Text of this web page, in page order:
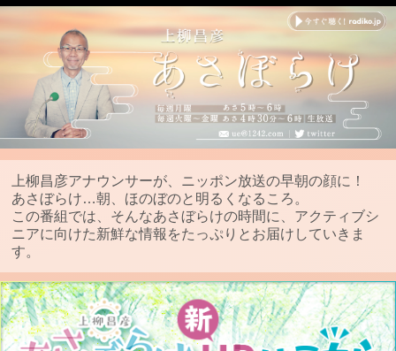
上柳昌彦アナウンサーが、ニッポン放送の早朝の顔に！
あさぼらけ…朝、ほのぼのと明るくなるころ。
この番組では、そんなあさぼらけの時間に、アクティブシ
ニアに向けた新鮮な情報をたっぷりとお届けしていきま
す。